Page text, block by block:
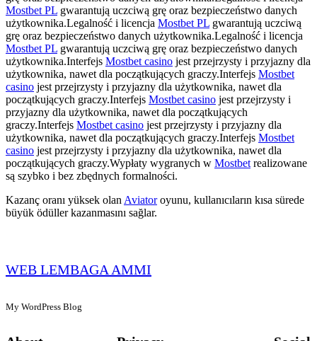
Mostbet PL gwarantują uczciwą grę oraz bezpieczeństwo danych
użytkownika.Legalność i licencja Mostbet PL gwarantują uczciwą
grę oraz bezpieczeństwo danych użytkownika.Legalność i licencja
Mostbet PL gwarantują uczciwą grę oraz bezpieczeństwo danych
użytkownika.Interfejs Mostbet casino jest przejrzysty i przyjazny dla
użytkownika, nawet dla początkujących graczy.Interfejs Mostbet
casino jest przejrzysty i przyjazny dla użytkownika, nawet dla
początkujących graczy.Interfejs Mostbet casino jest przejrzysty i
przyjazny dla użytkownika, nawet dla początkujących
graczy.Interfejs Mostbet casino jest przejrzysty i przyjazny dla
użytkownika, nawet dla początkujących graczy.Interfejs Mostbet
casino jest przejrzysty i przyjazny dla użytkownika, nawet dla
początkujących graczy.Wypłaty wygranych w Mostbetrealizowane
są szybko i bez zbędnych formalności.
Kazanç oranı yüksek olanAviatoroyunu, kullanıcıların kısa sürede
büyük ödüller kazanmasını sağlar.
WEB LEMBAGA AMMI
My WordPress Blog